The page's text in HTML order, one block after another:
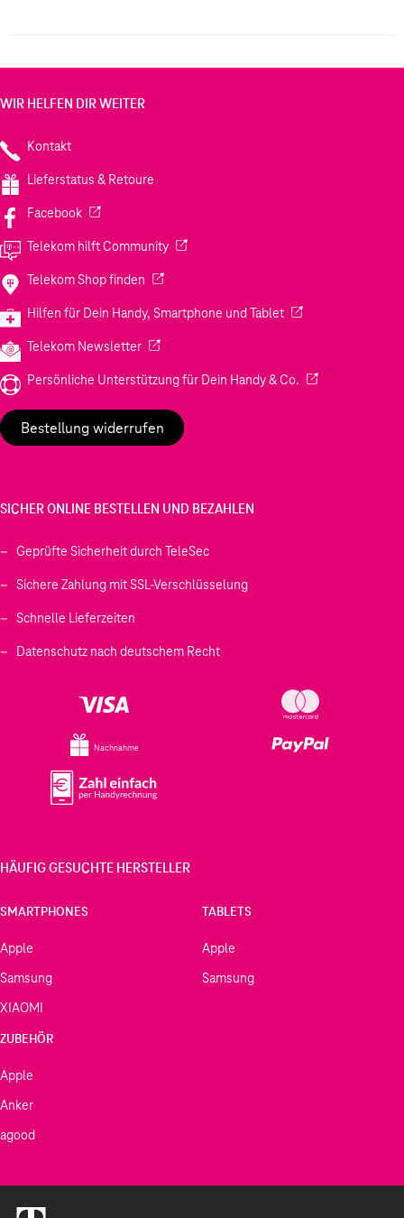
WIR HELFEN DIR WEITER
Kontakt
Lieferstatus & Retoure
Facebook(Wird in einem neuen Tab geöffnet)
Telekom hilft Community(Wird in einem neuen Tab geöffnet)
Telekom Shop finden (Wird in einem neuen Tab geöffnet)
Hilfen für Dein Handy, Smartphone und Tablet(Wird in einem
Telekom Newsletter(Wird in einem neuen Tab geöffnet)
Persönliche Unterstützung für Dein Handy & Co. (Wird in einem
Bestellung widerrufen
SICHER ONLINE BESTELLEN UND BEZAHLEN
Geprüfte Sicherheit durch TeleSec
Sichere Zahlung mit SSL-Verschlüsselung
Schnelle Lieferzeiten
Datenschutz nach deutschem Recht
Nachnahme
HÄUFIG GESUCHTE HERSTELLER
SMARTPHONES
Apple
Samsung
XIAOMI
TABLETS
Apple
Samsung
ZUBEHÖR
Apple
Anker
agood